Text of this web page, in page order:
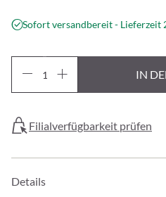
Sofort versandbereit - Lieferzeit
IN
Filialverfügbarkeit prüfen
Details